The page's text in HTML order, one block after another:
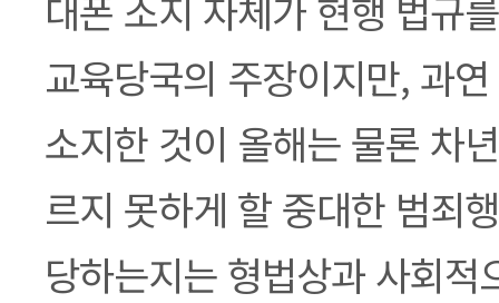
교육당국의 주장이지만, 과
소지한 것이 올해는 물론 차
르지 못하게 할 중대한 범죄
당하는지는 형법상과 사회적